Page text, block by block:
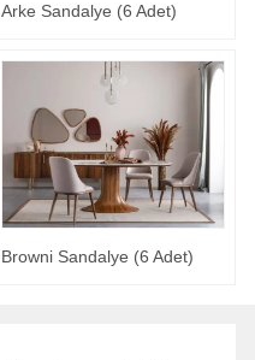
Arke Sandalye (6 Adet)
Browni Sandalye (6 Adet)